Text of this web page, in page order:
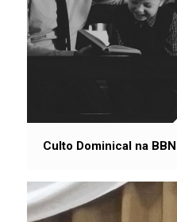
Culto Dominical na BBN